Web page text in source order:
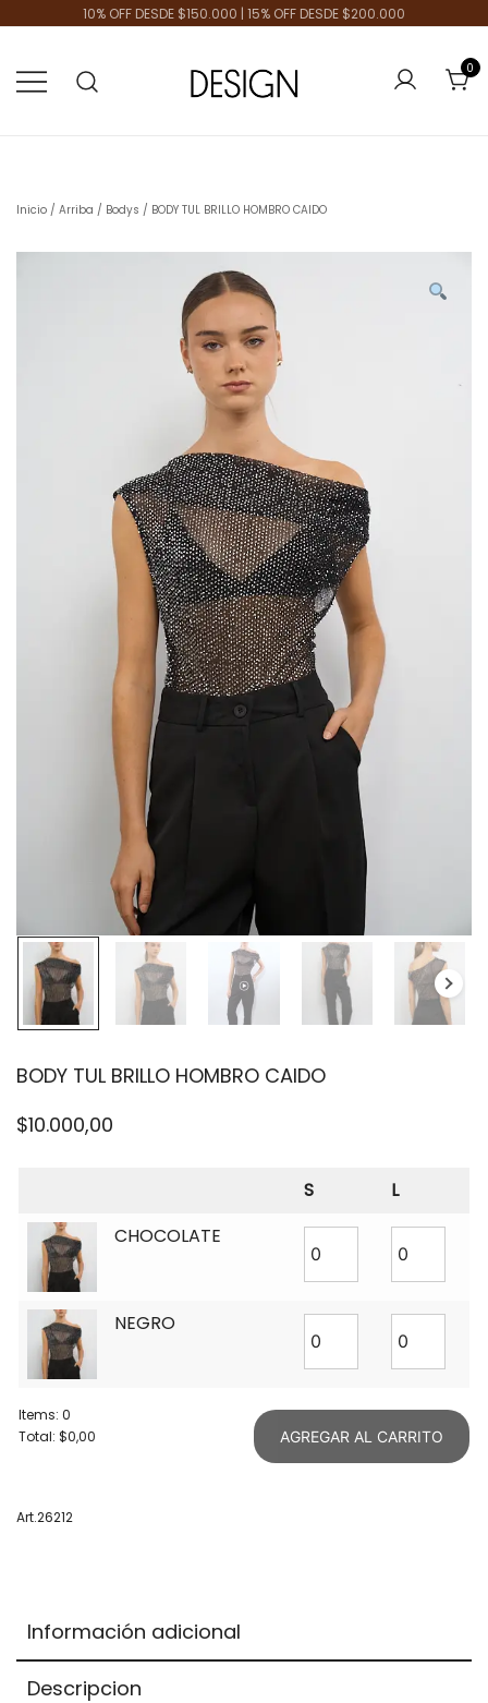
10% OFF DESDE $150.000 | 15% OFF DESDE $200.000
0
Inicio / Arriba / Bodys / BODY TUL BRILLO HOMBRO CAIDO
BODY TUL BRILLO HOMBRO CAIDO
$10.000,00
S
L
CHOCOLATE
NEGRO
Items: 0
Total: $0,00
Your
AGREGAR AL CARRITO
Art.26212
Información adicional
Descripcion